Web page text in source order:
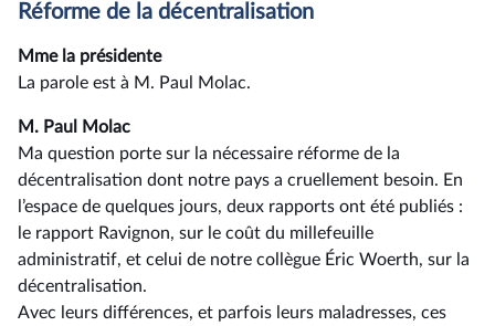
Réforme de la décentralisation
Mme la présidente
La parole est à M. Paul Molac.
M. Paul Molac
Ma question porte sur la nécessaire réforme de la
décentralisation dont notre pays a cruellement besoin. En
l’espace de quelques jours, deux rapports ont été publiés :
le rapport Ravignon, sur le coût du millefeuille
administratif, et celui de notre collègue Éric Woerth, sur la
décentralisation.
Avec leurs différences, et parfois leurs maladresses, ces